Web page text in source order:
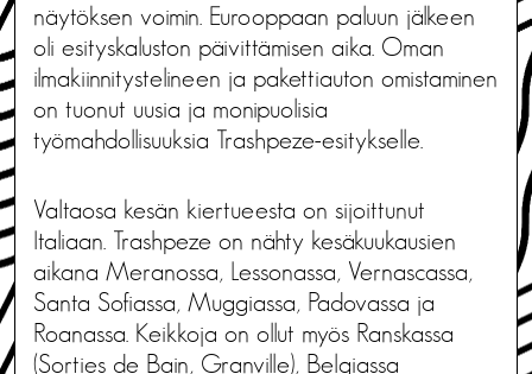
näytöksen voimin. Eurooppaan paluun jälkeen
oli esityskaluston päivittämisen aika. Oman
ilmakiinnitystelineen ja pakettiauton omistaminen
on tuonut uusia ja monipuolisia
työmahdollisuuksia Trashpeze-esitykselle.
Valtaosa kesän kiertueesta on sijoittunut
Italiaan. Trashpeze on nähty kesäkuukausien
aikana Meranossa, Lessonassa, Vernascassa,
Santa Sofiassa, Muggiassa, Padovassa ja
Roanassa. Keikkoja on ollut myös Ranskassa
(Sorties de Bain, Granville), Belgiassa